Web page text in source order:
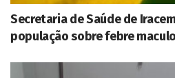
Secretaria de Saúde de
população sobre febre